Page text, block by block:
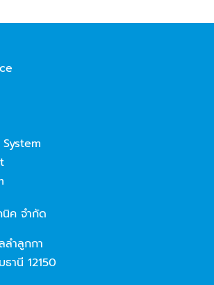
นิค จำกัด
ำลูกกา
านี 12150